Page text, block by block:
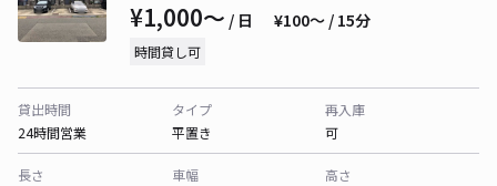
¥1,000〜 / 日 ¥100〜 / 15分
時間貸し可
貸出時間
24時間営業
タイプ
平置き
再入庫
可
長さ
車幅
高さ